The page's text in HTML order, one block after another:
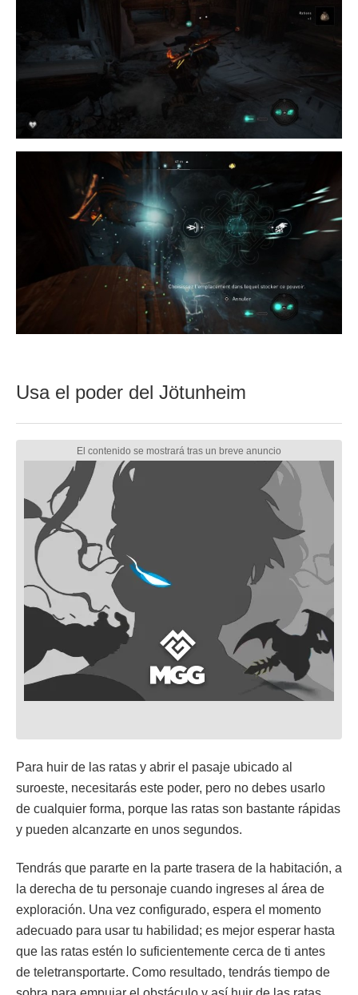
Usa el poder del Jötunheim
Para huir de las ratas y abrir el pasaje ubicado al
suroeste, necesitarás este poder, pero no debes usarlo
de cualquier forma, porque las ratas son bastante rápidas
y pueden alcanzarte en unos segundos.
Tendrás que pararte en la parte trasera de la habitación, a
la derecha de tu personaje cuando ingreses al área de
exploración. Una vez configurado, espera el momento
adecuado para usar tu habilidad; es mejor esperar hasta
que las ratas estén lo suficientemente cerca de ti antes
de teletransportarte. Como resultado, tendrás tiempo de